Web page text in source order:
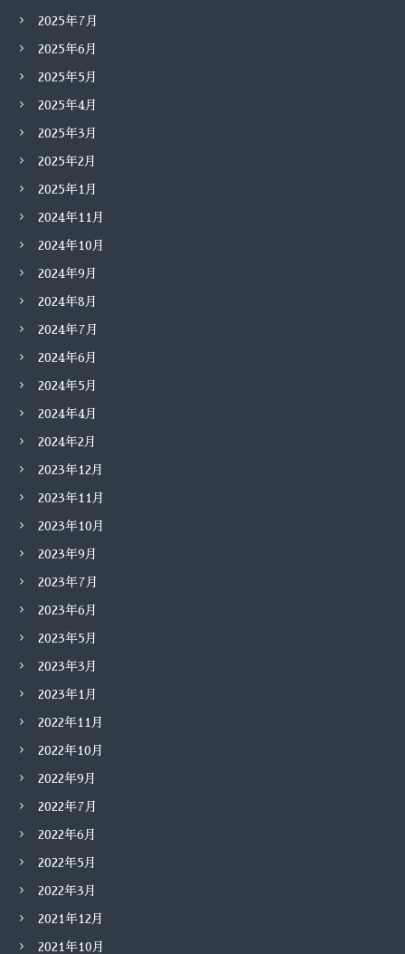
2025年7月
2025年6月
2025年5月
2025年4月
2025年3月
2025年2月
2025年1月
2024年11月
2024年10月
2024年9月
2024年8月
2024年7月
2024年6月
2024年5月
2024年4月
2024年2月
2023年12月
2023年11月
2023年10月
2023年9月
2023年7月
2023年6月
2023年5月
2023年3月
2023年1月
2022年11月
2022年10月
2022年9月
2022年7月
2022年6月
2022年5月
2022年3月
2021年12月
2021年10月